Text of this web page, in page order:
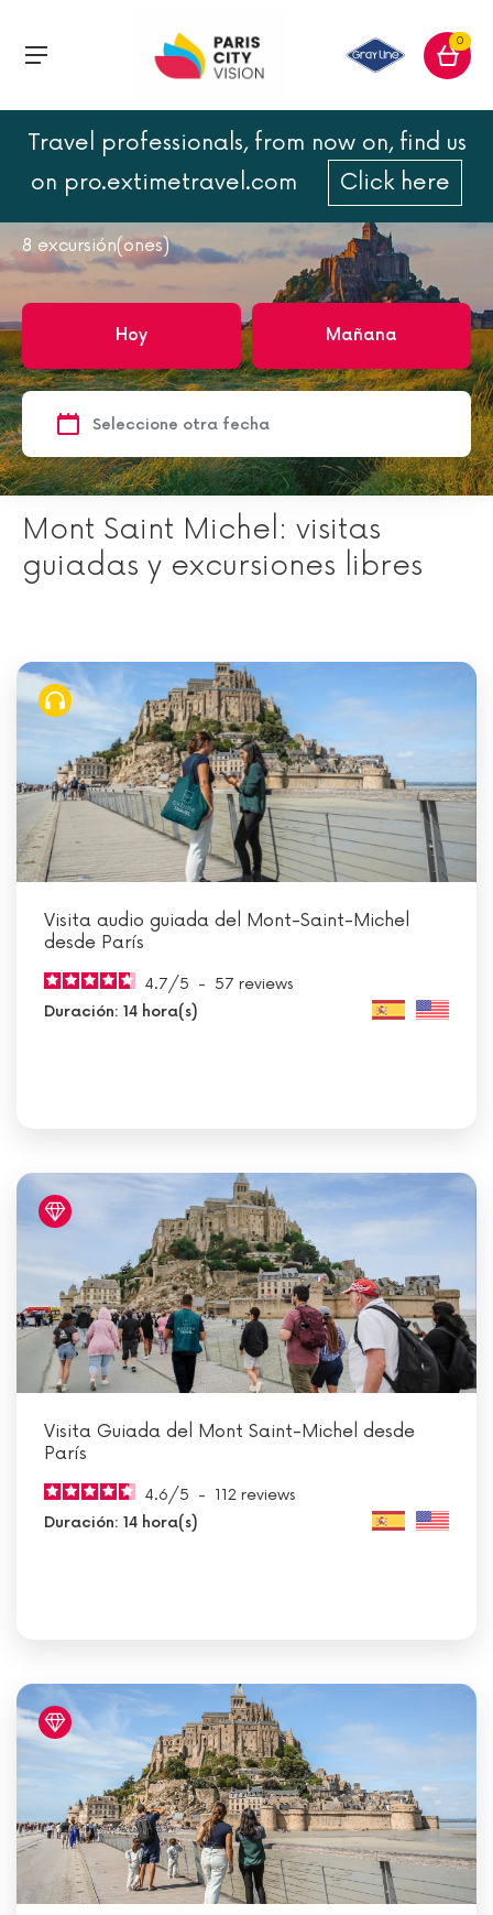
0
Travel professionals, from now on, find us
on pro.extimetravel.com
Click here
Francia Mont Saint Michel
8 excursión(ones)
Hoy Mañana
Mont Saint Michel: visitas
guiadas y excursiones libres
Visita audio guiada del Mont-Saint-Michel
desde París
4.7/5 - 57 reviews
Duración: 14 hora(s)
Visita Guiada del Mont Saint-Michel desde
París
4.6/5 - 112 reviews
Duración: 14 hora(s)